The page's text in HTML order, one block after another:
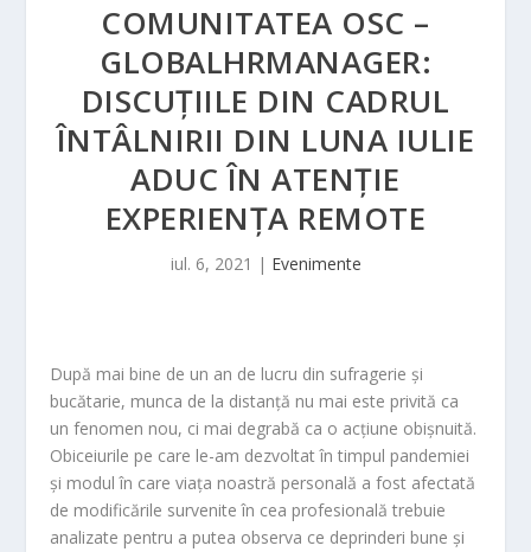
COMUNITATEA OSC –
GLOBALHRMANAGER:
DISCUȚIILE DIN CADRUL
ÎNTÂLNIRII DIN LUNA IULIE
ADUC ÎN ATENȚIE
EXPERIENȚA REMOTE
iul. 6, 2021 | Evenimente
După mai bine de un an de lucru din sufragerie și
bucătarie, munca de la distanță nu mai este privită ca
un fenomen nou, ci mai degrabă ca o acțiune obișnuită.
Obiceiurile pe care le-am dezvoltat în timpul pandemiei
și modul în care viața noastră personală a fost afectată
de modificările survenite în cea profesională trebuie
analizate pentru a putea observa ce deprinderi bune și